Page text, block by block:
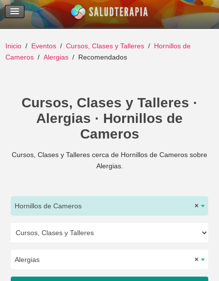
Temas Recientes
Buscar
Inicio Eventos Cursos, Clases y Talleres
Hornillos de
Cameros
Alergias Recomendados
Cursos, Clases y Talleres ·
Alergias · Hornillos de
Cameros
Cursos, Clases y Talleres cerca de Hornillos de Cameros sobre
Alergias.
×
Hornillos de Cameros
×
Alergias